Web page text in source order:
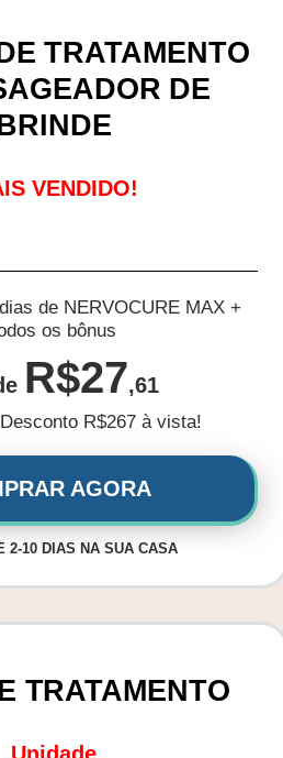
TRATAMENTO
DE
VENDIDO!
de NERVOCURE MAX +
os bônus
R$27,61
R$267 à vista!
AGORA
2-10 DIAS NA SUA CASA
TRATAMENTO